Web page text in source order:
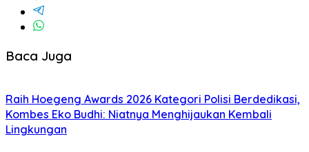
Baca Juga
Raih Hoegeng Awards 2026 Kategori Polisi Berdedikasi,
Kombes Eko Budhi: Niatnya Menghijaukan Kembali
Lingkungan